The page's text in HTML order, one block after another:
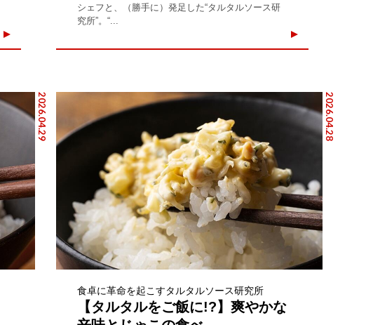
シェフと、（勝手に）発足した“タルタルソース研
究所”。“...
2026.04.29 2026.04.28
食卓に革命を起こすタルタルソース研究所
【タルタルをご飯に!?】爽やかな